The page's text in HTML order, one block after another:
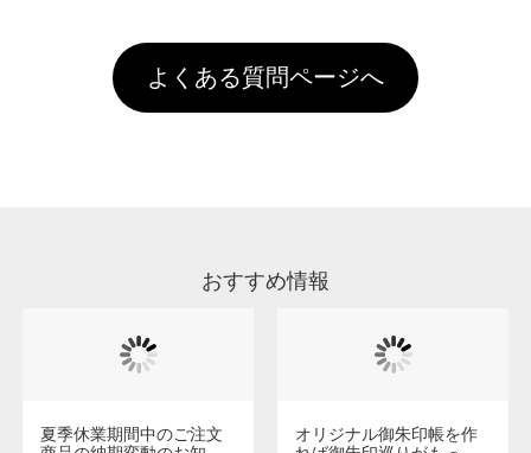
頂いても、ログインがされていなければ、ラン
クにカウントがされません。
害な性質で、水洗いで落とすことが可能です。
お手数ですが、お客様ご自身にて着用前に落と
していただけますようお願いいたします。※1
通常注文・直送機能でのご注文に関わらず、前
引」などによるお値引きで4,000円未満になる
場合は送料がかかりますので、ご注意くださ
い。
よくある質問ページへ
おすすめ情報
夏季休業期間中のご注文
オリジナル御朱印帳を作